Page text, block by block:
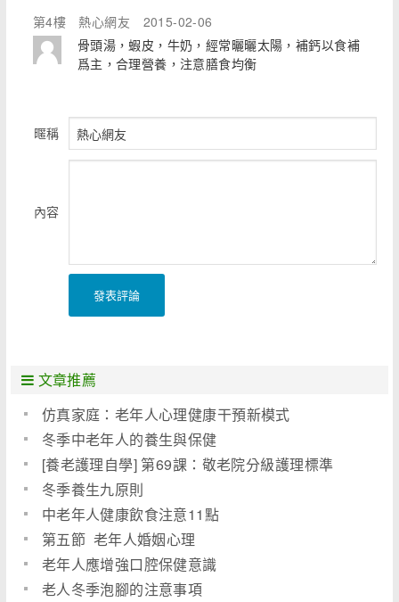
第4樓
熱心網友
2015-02-06
骨頭湯，蝦皮，牛奶，經常曬曬太陽，補鈣以食補
爲主，合理營養，注意膳食均衡
暱稱
內容
發表評論
文章推薦
仿真家庭：老年人心理健康干預新模式
冬季中老年人的養生與保健
[養老護理自學] 第69課：敬老院分級護理標準
冬季養生九原則
中老年人健康飲食注意11點
第五節 老年人婚姻心理
老年人應增強口腔保健意識
老人冬季泡腳的注意事項